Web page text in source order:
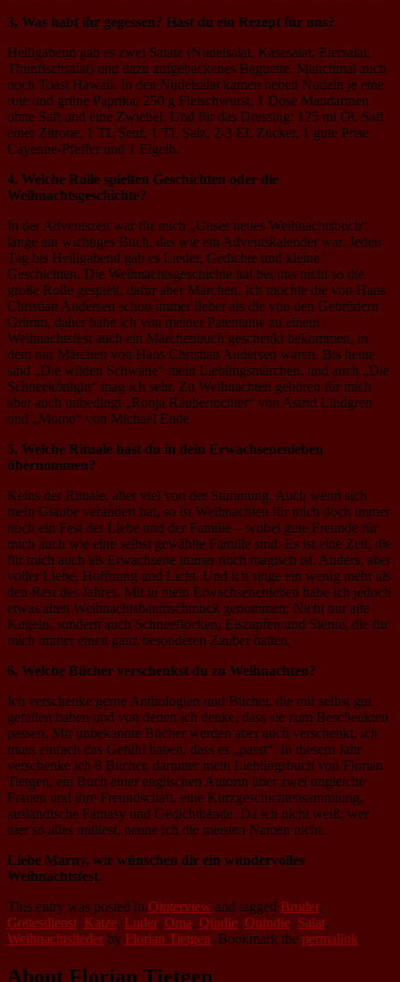
3. Was habt ihr gegessen? Hast du ein Rezept für uns?
Heiligabend gab es zwei Salate (Nudelsalat, Käsesalat, Eiersalat,
Thunfischsalat) und dazu aufgebackenes Baguette. Manchmal auch
noch Toast Hawaii. In den Nudelsalat kamen neben Nudeln je eine
rote und grüne Paprika, 250 g Fleischwurst, 1 Dose Mandarinen
ohne Saft und eine Zwiebel. Und für das Dressing: 125 ml Öl, Saft
einer Zitrone, 1 TL Senf, 1 TL Salz, 2-3 EL Zucker, 1 gute Prise
Cayenne-Pfeffer und 1 Eigelb.
4. Welche Rolle spielten Geschichten oder die
Weihnachtsgeschichte?
In der Adventszeit war für mich „Unser neues Weihnachtsbuch“
lange ein wichtiges Buch, das wie ein Adventskalender war. Jeden
Tag bis Heiligabend gab es Lieder, Gedichte und kleine
Geschichten. Die Weihnachtsgeschichte hat bei uns nicht so die
große Rolle gespielt, dafür aber Märchen. Ich mochte die von Hans
Christian Andersen schon immer lieber als die von den Gebrüdern
Grimm, daher habe ich von meiner Patentante zu einem
Weihnachtsfest auch ein Märchenbuch geschenkt bekommen, in
dem nur Märchen von Hans Christian Andersen waren. Bis heute
sind „Die wilden Schwäne“ mein Lieblingsmärchen, und auch „Die
Schneekönigin“ mag ich sehr. Zu Weihnachten gehören für mich
aber auch unbedingt „Ronja Räubertochter“ von Astrid Lindgren
und „Momo“ von Michael Ende.
5. Welche Rituale hast du in dein Erwachsenenleben
übernommen?
Keins der Rituale, aber viel von der Stimmung. Auch wenn sich
mein Glaube verändert hat, so ist Weihnachten für mich doch immer
noch ein Fest der Liebe und der Familie – wobei gute Freunde für
mich auch wie eine selbst gewählte Familie sind. Es ist eine Zeit, die
für mich auch als Erwachsene immer noch magisch ist. Anders, aber
voller Liebe, Hoffnung und Licht. Und ich singe ein wenig mehr als
den Rest des Jahres. Mit in mein Erwachsenenleben habe ich jedoch
etwas alten Weihnachtsbaumschmuck genommen: Nicht nur alte
Kugeln, sondern auch Schneeflocken, Eiszapfen und Sterne, die für
mich immer einen ganz besonderen Zauber hatten.
6. Welche Bücher verschenkst du zu Weihnachten?
Ich verschenke gerne Anthologien und Bücher, die mir selbst gut
gefallen haben und von denen ich denke, dass sie zum Beschenkten
passen. Mir unbekannte Bücher werden aber auch verschenkt, ich
muss einfach das Gefühl haben, dass es „passt“. In diesem Jahr
verschenke ich 8 Bücher, darunter mein Lieblingsbuch von Florian
Tietgen, ein Buch einer englischen Autorin über zwei ungleiche
Frauen und ihre Freundschaft, eine Kurzgeschichtensammlung,
ausländische Fantasy und Gedichtbände. Da ich nicht weiß, wer
hier so alles mitliest, nenne ich die meisten Namen nicht.
Liebe Marny, wir wünschen dir ein wundervolles
Weihnachtsfest.
This entry was posted in Qinterview and tagged Bruder,
Gottesdienst, Katze, Luder, Oma, Qindie, Quindie, Salat,
Weihnachtslieder by Florian Tietgen. Bookmark the permalink.
About Florian Tietgen